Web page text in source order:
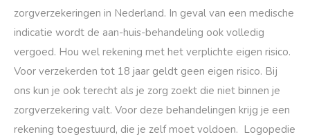
zorgverzekeringen in Nederland. In geval van een medische
indicatie wordt de aan-huis-behandeling ook volledig
vergoed. Hou wel rekening met het verplichte eigen risico.
Voor verzekerden tot 18 jaar geldt geen eigen risico. Bij
ons kun je ook terecht als je zorg zoekt die niet binnen je
zorgverzekering valt. Voor deze behandelingen krijg je een
rekening toegestuurd, die je zelf moet voldoen. Logopedie